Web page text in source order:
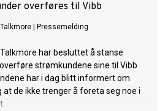
overføres til Vibb
Talkmore Pressemelding
har besluttet å stanse
strømkundene sine til Vibb
har i dag blitt informert om
at de ikke trenger å foreta seg noe i